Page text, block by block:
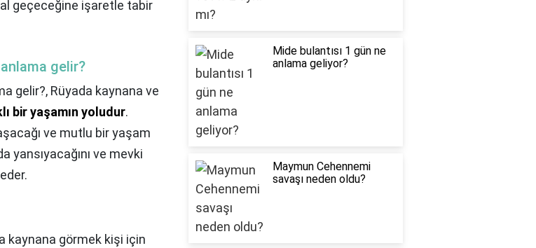
geçeceğine işaretle tabir
gelir?
gelir?, Rüyada kaynana ve
bir yaşamın yoludur.
ve mutlu bir yaşam
yansıyacağını ve mevki
kaynana görmek kişi için
Mide bulantısı 1 gün ne
anlama geliyor?
Maymun Cehennemi
savaşı neden oldu?